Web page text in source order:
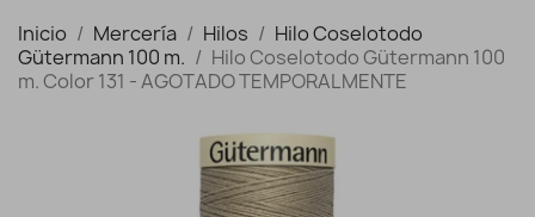
Inicio Mercería Hilos
Hilo Coselotodo
Gütermann 100 m.
Hilo Coselotodo Gütermann 100
m. Color 131 - AGOTADO TEMPORALMENTE